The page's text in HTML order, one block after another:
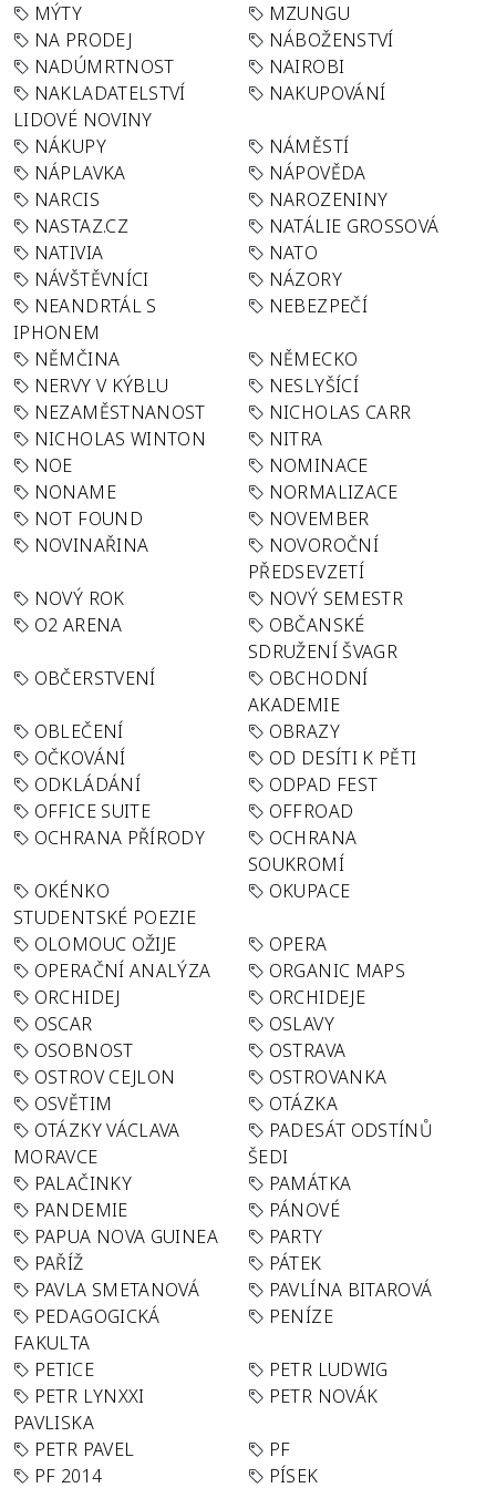
MÝTY
MZUNGU
NA PRODEJ
NÁBOŽENSTVÍ
NADÚMRTNOST
NAIROBI
NAKLADATELSTVÍ
LIDOVÉ NOVINY
NAKUPOVÁNÍ
NÁKUPY
NÁMĚSTÍ
NÁPLAVKA
NÁPOVĚDA
NARCIS
NAROZENINY
NASTAZ.CZ
NATÁLIE GROSSOVÁ
NATIVIA
NATO
NÁVŠTĚVNÍCI
NÁZORY
NEANDRTÁL S
IPHONEM
NEBEZPEČÍ
NĚMČINA
NĚMECKO
NERVY V KÝBLU
NESLYŠÍCÍ
NEZAMĚSTNANOST
NICHOLAS CARR
NICHOLAS WINTON
NITRA
NOE
NOMINACE
NONAME
NORMALIZACE
NOT FOUND
NOVEMBER
NOVINAŘINA
NOVOROČNÍ
PŘEDSEVZETÍ
NOVÝ ROK
NOVÝ SEMESTR
O2 ARENA
OBČANSKÉ
SDRUŽENÍ ŠVAGR
OBČERSTVENÍ
OBCHODNÍ
AKADEMIE
OBLEČENÍ
OBRAZY
OČKOVÁNÍ
OD DESÍTI K PĚTI
ODKLÁDÁNÍ
ODPAD FEST
OFFICE SUITE
OFFROAD
OCHRANA PŘÍRODY
OCHRANA
SOUKROMÍ
OKÉNKO
STUDENTSKÉ POEZIE
OKUPACE
OLOMOUC OŽIJE
OPERA
OPERAČNÍ ANALÝZA
ORGANIC MAPS
ORCHIDEJ
ORCHIDEJE
OSCAR
OSLAVY
OSOBNOST
OSTRAVA
OSTROV CEJLON
OSTROVANKA
OSVĚTIM
OTÁZKA
OTÁZKY VÁCLAVA
MORAVCE
PADESÁT ODSTÍNŮ
ŠEDI
PALAČINKY
PAMÁTKA
PANDEMIE
PÁNOVÉ
PAPUA NOVA GUINEA
PARTY
PAŘÍŽ
PÁTEK
PAVLA SMETANOVÁ
PAVLÍNA BITAROVÁ
PEDAGOGICKÁ
FAKULTA
PENÍZE
PETICE
PETR LUDWIG
PETR LYNXXI
PAVLISKA
PETR NOVÁK
PETR PAVEL
PF
PF 2014
PÍSEK